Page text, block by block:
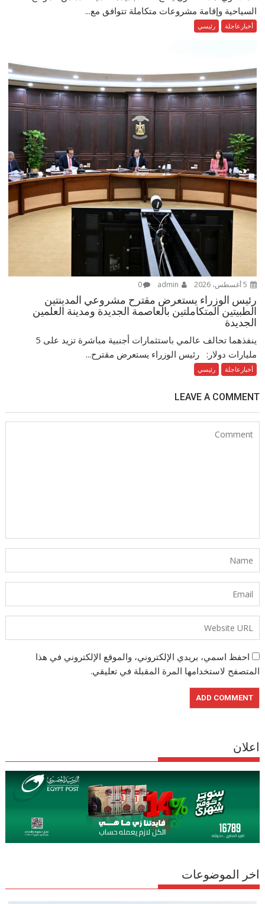
السياحية وإقامة مشروعات متكاملة تتوافق مع...
أخبارعاجلة رئيسي
0
رئيس الوزراء يستعرض مقترح مشروعي المدينتين
الطبيتين المتكاملتين بالعاصمة الجديدة ومدينة العلمين
الجديدة
ينفذهما تحالف عالمي باستثمارات أجنبية مباشرة تزيد على 5
مليارات دولار: رئيس الوزراء يستعرض مقترح...
أخبارعاجلة رئيسي
LEAVE A COMMENT
احفظ اسمي، بريدي الإلكتروني، والموقع الإلكتروني في هذا
المتصفح لاستخدامها المرة المقبلة في تعليقي.
اعلان
اخر الموضوعات